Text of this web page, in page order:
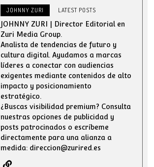
JOHNNY ZURI LATEST POSTS
JOHNNY ZURI | Director Editorial en
Zuri Media Group.
Analista de tendencias de futuro y
cultura digital. Ayudamos a marcas
líderes a conectar con audiencias
exigentes mediante contenidos de alto
impacto y posicionamiento
estratégico.
¿Buscas visibilidad premium? Consulta
nuestras opciones de publicidad y
posts patrocinados o escríbeme
directamente para una alianza a
medida: direccion@zurired.es